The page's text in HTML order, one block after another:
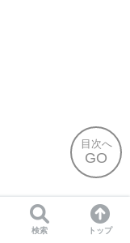
目次へ
GO
検索 トップ